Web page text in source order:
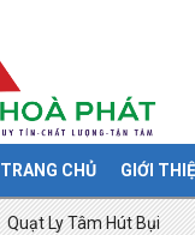
TRANG CHỦ GIỚI
Quạt Ly Tâm Hút Bụi